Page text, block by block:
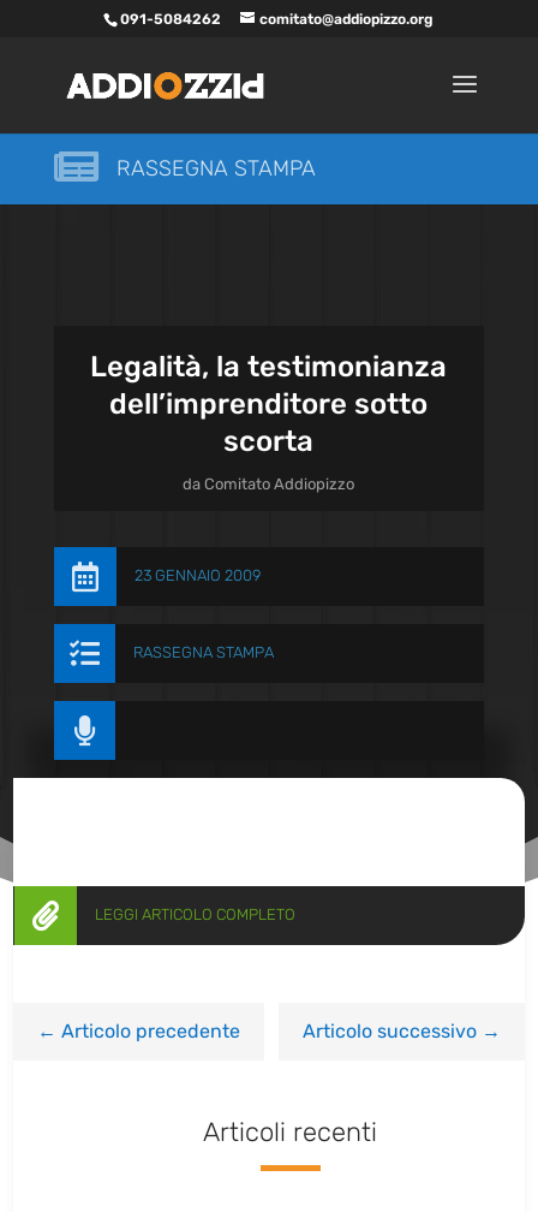
091-5084262 comitato@addiopizzo.org
 RASSEGNA STAMPA
Legalità, la testimonianza
dell’imprenditore sotto
scorta
daComitato Addiopizzo
 23 GENNAIO 2009
 RASSEGNA STAMPA

 LEGGI ARTICOLO COMPLETO
←Articolo precedente Articolo successivo→
Articoli recenti